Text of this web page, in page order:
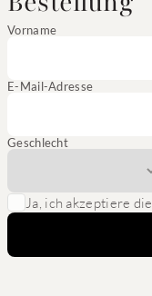
Vorname
E-Mail-Adresse
Geschlecht
Ja, ich akzeptiere die